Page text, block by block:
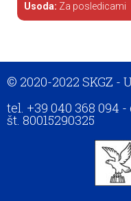
Usoda: Za posledicami
© 2020-2022 SKGZ -
tel. +39 040 368 094
št. 80015290325